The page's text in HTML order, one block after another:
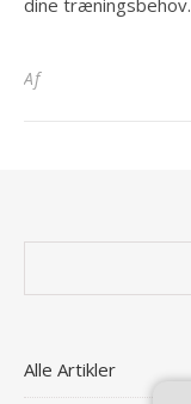
dine træningsbehov.
Af
Alle Artikler